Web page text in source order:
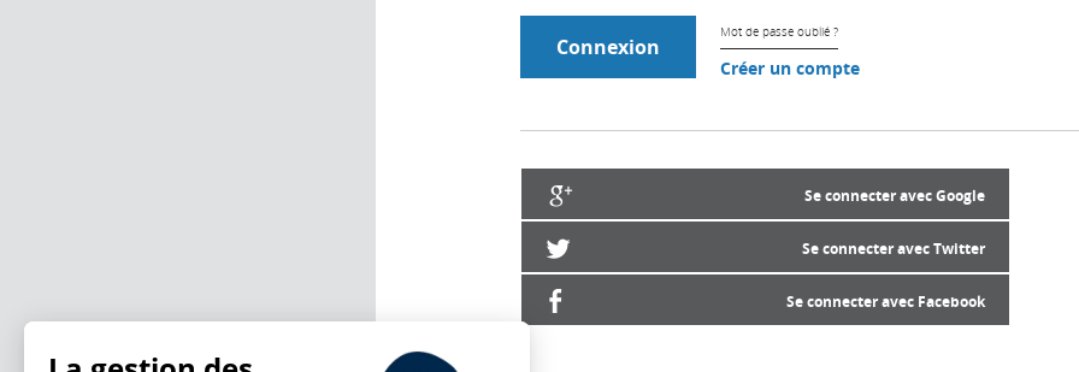
Mot de passe oublié ?
Créer un compte
Se connecter avec Google
Se connecter avec Twitter
Se connecter avec Facebook